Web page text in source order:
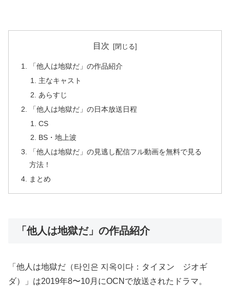
目次
「他人は地獄だ」の作品紹介
主なキャスト
あらすじ
「他人は地獄だ」の日本放送日程
CS
BS・地上波
「他人は地獄だ」の見逃し配信フル動画を無料で見る
方法！
まとめ
「他人は地獄だ」の作品紹介
「他人は地獄だ（타인은 지옥이다：タイヌン ジオギ
ダ）」は2019年8〜10月にOCNで放送されたドラマ。